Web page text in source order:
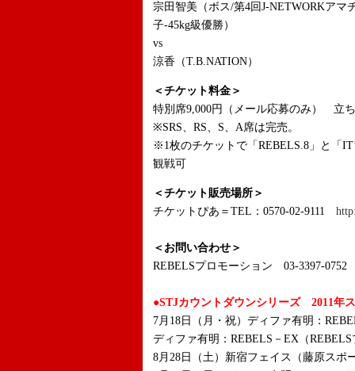
宗田智美（ボス/第4回J-NETWORKアマ
子-45kg級優勝）
vs
涼香（T.B.NATION）
＜チケット料金＞
特別席9,000円（メール応募のみ） 立
※SRS、RS、S、A席は完売。
※1枚のチケットで「REBELS.8」と「
観戦可
＜チケット販売場所＞
チケットぴあ＝TEL：0570-02-9111
＜お問い合わせ＞
REBELSプロモーション 03-3397-0752
●STJカウントダウンシリーズ 2011年
7月18日（月・祝）ディファ有明：
ディファ有明：REBELS－EX（
8月28日（土）新宿フェイス（藤原スポ